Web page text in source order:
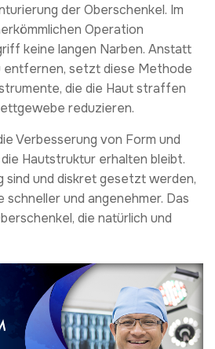
der Oberschenkel. Im
Operation
keine langen Narben. Anstatt
setzt diese Methode
die die Haut straffen
reduzieren.
Verbesserung von Form und
Hautstruktur erhalten bleibt.
sind und diskret gesetzt werden,
schneller und angenehmer. Das
die natürlich und